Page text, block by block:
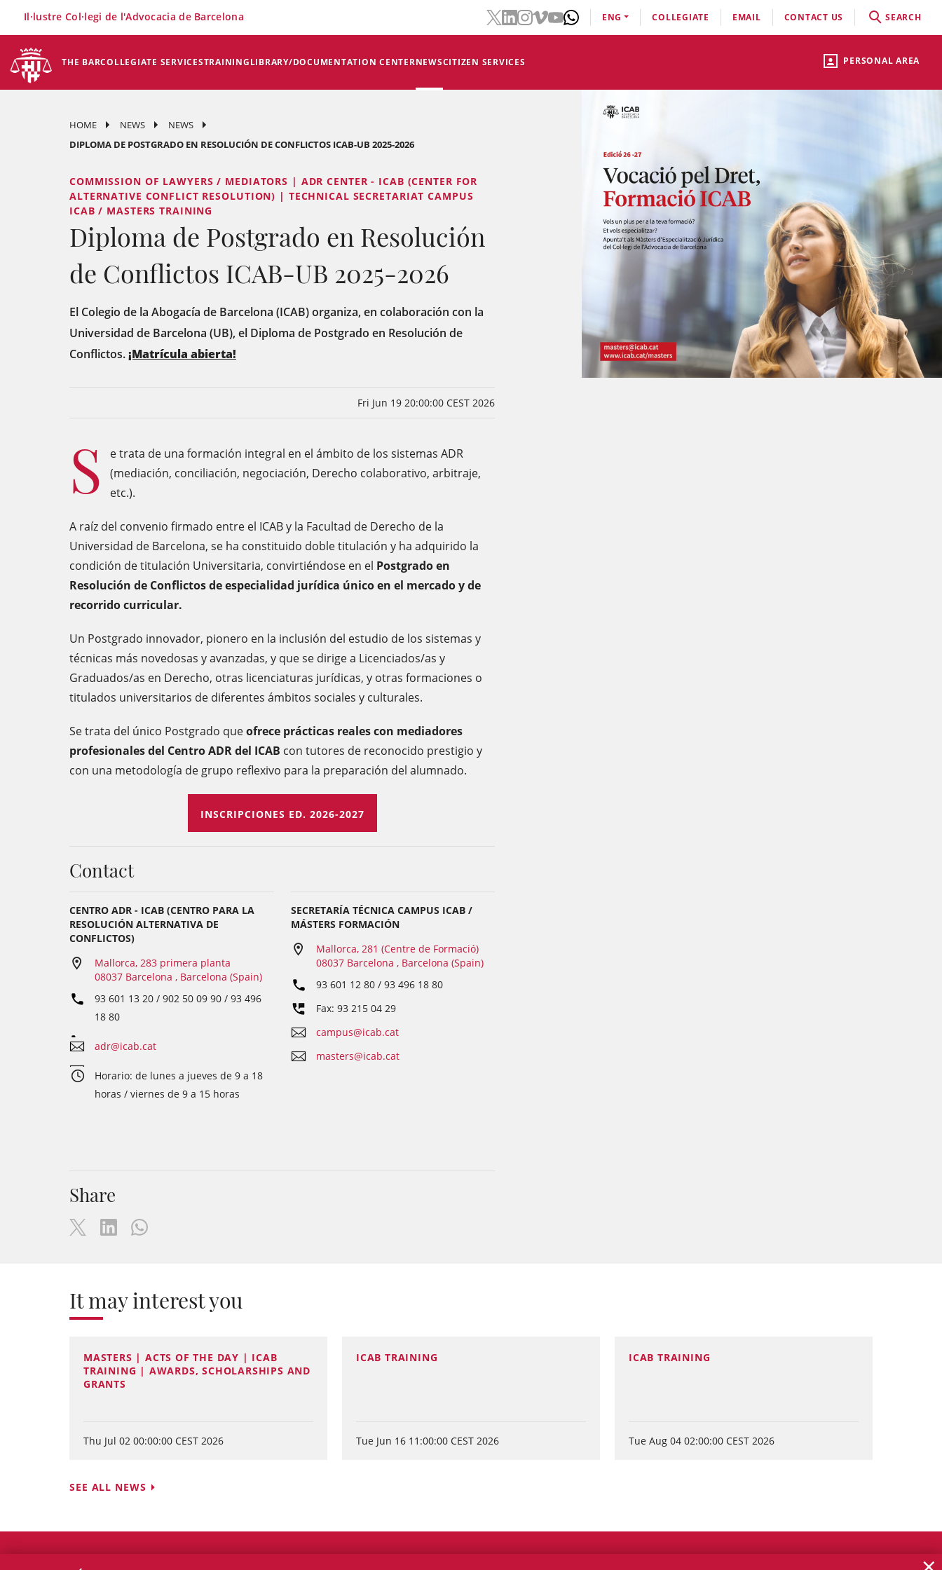
PERSONAL AREA
THE BARCOLLEGIATE SERVICESTRAININGLIBRARY/DOCUMENTATION CENTERNEWSCITIZEN SERVICES
Il·lustre Col·legi de l'Advocacia de Barcelona ENG COLLEGIATE EMAIL CONTACT US SEARCH
HOME NEWS
NEWS
DIPLOMA DE POSTGRADO EN RESOLUCIÓN DE CONFLICTOS ICAB-UB 2025-2026
COMMISSION OF LAWYERS / MEDIATORS | ADR CENTER - ICAB (CENTER FOR
ALTERNATIVE CONFLICT RESOLUTION) | TECHNICAL SECRETARIAT CAMPUS
ICAB / MASTERS TRAINING
Diploma de Postgrado en Resolución
de Conflictos ICAB-UB 2025-2026
El Colegio de la Abogacía de Barcelona (ICAB) organiza, en colaboración con la
Universidad de Barcelona (UB), el Diploma de Postgrado en Resolución de
Conflictos.¡Matrícula abierta!
Fri Jun 19 20:00:00 CEST 2026
S
e trata de una formación integral en el ámbito de los sistemas ADR
(mediación, conciliación, negociación, Derecho colaborativo, arbitraje,
etc.).
A raíz del convenio firmado entre el ICAB y la Facultad de Derecho de la
Universidad de Barcelona, ​​se ha constituido doble titulación y ha adquirido la
condición de titulación Universitaria, convirtiéndose en el Postgrado en
Resolución de Conflictos de especialidad jurídica único en el mercado y de
recorrido curricular.
Un Postgrado innovador, pionero en la inclusión del estudio de los sistemas y
técnicas más novedosas y avanzadas, y que se dirige a Licenciados/as y
Graduados/as en Derecho, otras licenciaturas jurídicas, y otras formaciones o
titulados universitarios de diferentes ámbitos sociales y culturales.
Se trata del único Postgrado queofrece prácticas reales con mediadores
profesionales del Centro ADR del ICAB con tutores de reconocido prestigio y
con una metodología de grupo reflexivo para la preparación del alumnado.
INSCRIPCIONES ED. 2026-2027
Contact
CENTRO ADR - ICAB (CENTRO PARA LA
RESOLUCIÓN ALTERNATIVA DE
CONFLICTOS)
Mallorca, 283 primera planta
08037 Barcelona , Barcelona (Spain)
93 601 13 20 / 902 50 09 90 / 93 496
18 80
adr@icab.cat
Horario: de lunes a jueves de 9 a 18
horas / viernes de 9 a 15 horas
SECRETARÍA TÉCNICA CAMPUS ICAB /
MÁSTERS FORMACIÓN
Mallorca, 281 (Centre de Formació)
08037 Barcelona , Barcelona (Spain)
93 601 12 80 / 93 496 18 80
Fax: 93 215 04 29
campus@icab.cat
masters@icab.cat
Share
It may interest you
MASTERS | ACTS OF THE DAY | ICAB
TRAINING | AWARDS, SCHOLARSHIPS AND
GRANTS
Thu Jul 02 00:00:00 CEST 2026
ICAB TRAINING
Tue Jun 16 11:00:00 CEST 2026
ICAB TRAINING
Tue Aug 04 02:00:00 CEST 2026
SEE ALL NEWS